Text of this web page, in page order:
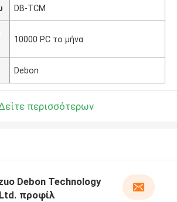
DB-TCM
10000 PC το μήνα
Debon
περισσότερων
Debon Technology
προφίλ